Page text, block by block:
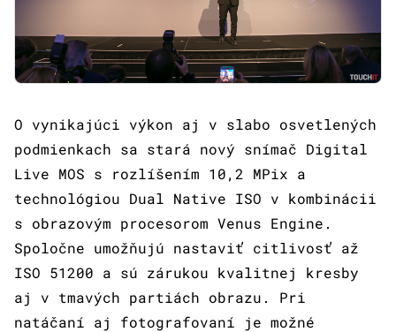
O vynikajúci výkon aj v slabo osvetlených
podmienkach sa stará nový snímač Digital
Live MOS s rozlíšením 10,2 MPix a
technológiou Dual Native ISO v kombinácii
s obrazovým procesorom Venus Engine.
Spoločne umožňujú nastaviť citlivosť až
ISO 51200 a sú zárukou kvalitnej kresby
aj v tmavých partiách obrazu. Pri
natáčaní aj fotografovaní je možné